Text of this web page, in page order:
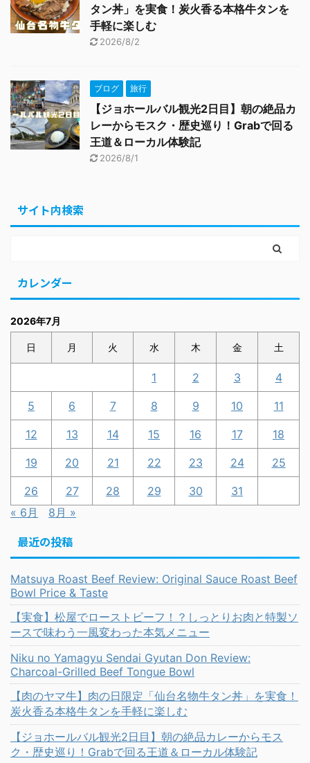
タン丼」を実食！炭火香る本格牛タンを
手軽に楽しむ
2026/8/2
ブログ 旅行
【ジョホールバル観光2日目】朝の絶品カ
レーからモスク・歴史巡り！Grabで回る
王道＆ローカル体験記
2026/8/1
サイト内検索
カレンダー
2026年7月
日 月 火 水 木 金 土
1 2 3 4
5 6 7 8 9 10 11
12 13 14 15 16 17 18
19 20 21 22 23 24 25
26 27 28 29 30
31
« 6月
8月 »
最近の投稿
Matsuya Roast Beef Review: Original Sauce Roast Beef
Bowl Price & Taste
【実食】松屋でローストビーフ！？しっとりお肉と特製ソ
ースで味わう一風変わった本気メニュー
Niku no Yamagyu Sendai Gyutan Don Review:
Charcoal-Grilled Beef Tongue Bowl
【肉のヤマ牛】肉の日限定「仙台名物牛タン丼」を実食！
炭火香る本格牛タンを手軽に楽しむ
【ジョホールバル観光2日目】朝の絶品カレーからモス
ク・歴史巡り！Grabで回る王道＆ローカル体験記